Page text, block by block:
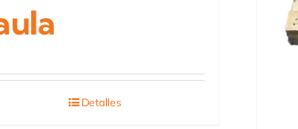
Detalles